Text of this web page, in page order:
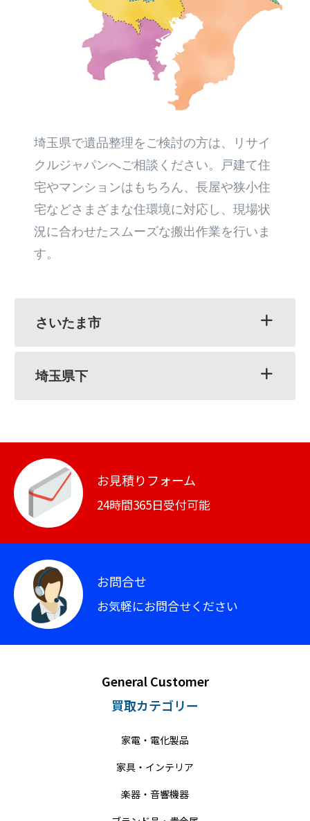
埼玉県で遺品整理をご検討の方は、リサイ
クルジャパンへご相談ください。戸建て住
宅やマンションはもちろん、長屋や狭小住
宅などさまざまな住環境に対応し、現場状
況に合わせたスムーズな搬出作業を行いま
す。
さいたま市
埼玉県下
お見積りフォーム
24時間365日受付可能
お問合せ
お気軽にお問合せください
General Customer
買取カテゴリー
家電・電化製品
家具・インテリア
楽器・音響機器